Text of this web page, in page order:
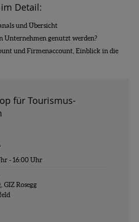
Detail:
und Übersicht
genutzt werden?
und Firmenaccount, Einblick in die
für Tourismus-
- 16:00 Uhr
GIZ Rosegg